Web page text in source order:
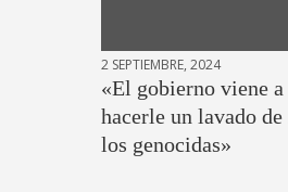
2 SEPTIEMBRE, 2024
«El gobierno viene
hacerle un lavado
los genocidas»